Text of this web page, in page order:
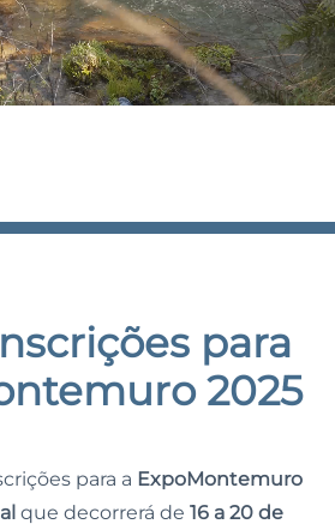
para
2025
para a ExpoMontemuro
que decorrerá de 16 a 20 de